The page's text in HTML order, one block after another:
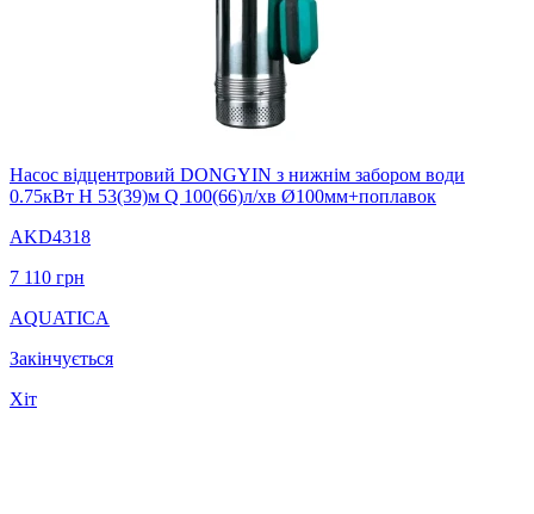
Насос вiдцентровий DONGYIN з нижнiм забором води
0.75кВт H 53(39)м Q 100(66)л/хв Ø100мм+поплавок
AKD4318
7 110 грн
AQUATICA
Закінчується
Хіт